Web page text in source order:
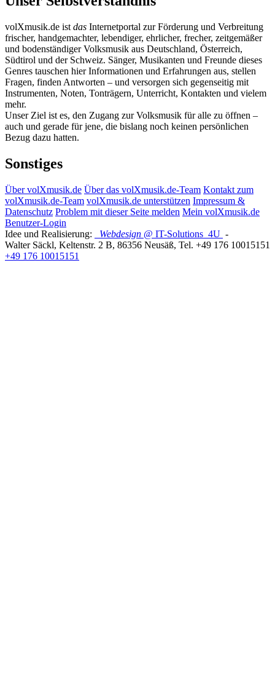
volXmusik.de ist das Internetportal zur Förderung und Verbreitung
frischer, handgemachter, lebendiger, ehrlicher, frecher, zeitgemäßer
und bodenständiger Volksmusik aus Deutschland, Österreich,
Südtirol und der Schweiz. Sänger, Musikanten und Freunde dieses
Genres tauschen hier Informationen und Erfahrungen aus, stellen
Fragen, finden Antworten – und versorgen sich gegenseitig mit
Instrumenten, Noten, Tonträgern, Unterricht, Kontakten und vielem
mehr.
Unser Ziel ist es, den Zugang zur Volksmusik für alle zu öffnen –
auch und gerade für jene, die bislang noch keinen persönlichen
Bezug dazu hatten.
Sonstiges
Über volXmusik.de Über das volXmusik.de-Team Kontakt zum
volXmusik.de-Team volXmusik.de unterstützen Impressum &
Datenschutz Problem mit dieser Seite melden Mein volXmusik.de
Benutzer-Login
Idee und Realisierung:
Webdesign @ IT-Solutions 4U -
Walter Säckl, Keltenstr. 2 B, 86356 Neusäß, Tel. +49 176 10015151
+49 176 10015151